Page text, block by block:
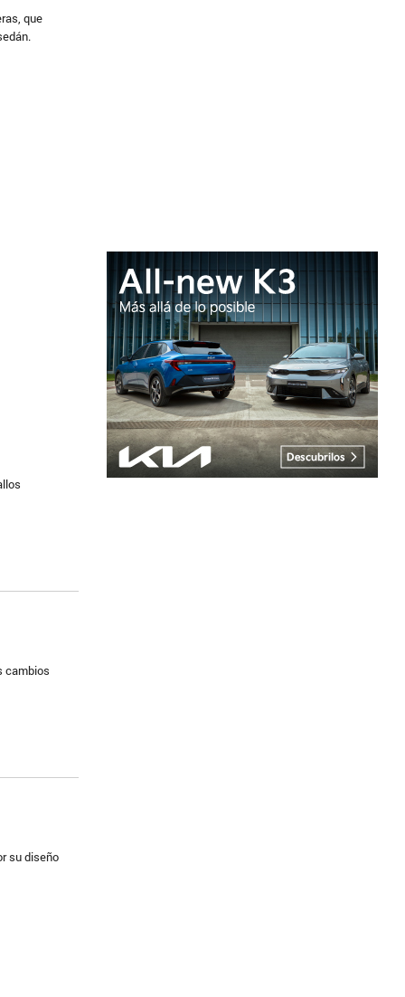
que
cambios
su diseño